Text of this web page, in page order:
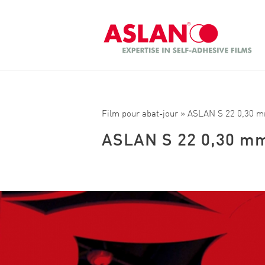
Recherche
Film pour abat-jour» ASLAN S 22 0,30
ASLAN S 22 0,30